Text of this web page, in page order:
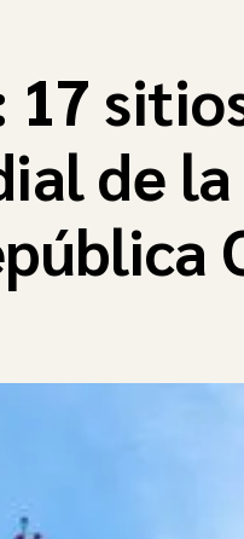
17
de la